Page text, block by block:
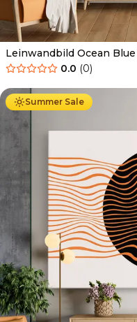
Leinwandbild Ocean Blue
0.0 (0)
Summer Sale
Ab 39.90 € 34.90